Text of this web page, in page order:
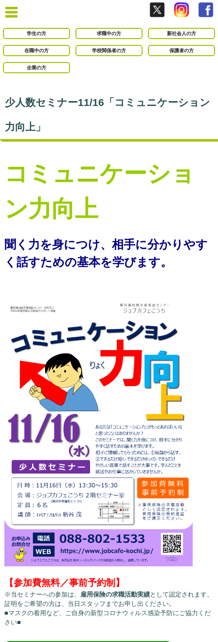
学生の方 求職中の方 新社会人の方
在職中の方 学校関係者の方 保護者の方
企業の方
少人数セミナー11/16「コミュニケーション
力向上」
コミュニケーショ
ン力向上
聞く力を身につけ、相手に分かりやす
く 話すための基本を学びます。
【参加費無料／事前予約制】
※当セミナーへの参加は、 雇用保険の求職活動実績として認定されます。
証明をご希望の方は、当日スタッフまでお申し出ください。
■マスクの着用など、ご自身の新型コロナウィルス感染予防にご協力くだ
さい■